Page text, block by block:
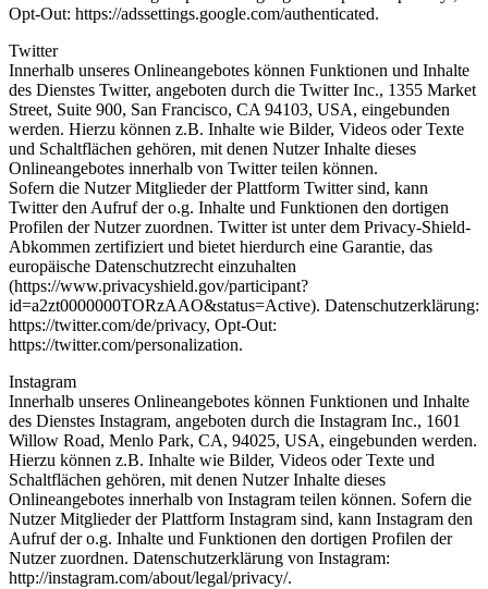
Opt-Out: https://adssettings.google.com/authenticated.
Twitter
Innerhalb unseres Onlineangebotes können Funktionen und Inhalte
des Dienstes Twitter, angeboten durch die Twitter Inc., 1355 Market
Street, Suite 900, San Francisco, CA 94103, USA, eingebunden
werden. Hierzu können z.B. Inhalte wie Bilder, Videos oder Texte
und Schaltflächen gehören, mit denen Nutzer Inhalte dieses
Onlineangebotes innerhalb von Twitter teilen können.
Sofern die Nutzer Mitglieder der Plattform Twitter sind, kann
Twitter den Aufruf der o.g. Inhalte und Funktionen den dortigen
Profilen der Nutzer zuordnen. Twitter ist unter dem Privacy-Shield-
Abkommen zertifiziert und bietet hierdurch eine Garantie, das
europäische Datenschutzrecht einzuhalten
(https://www.privacyshield.gov/participant?
id=a2zt0000000TORzAAO&status=Active). Datenschutzerklärung:
https://twitter.com/de/privacy, Opt-Out:
https://twitter.com/personalization.
Instagram
Innerhalb unseres Onlineangebotes können Funktionen und Inhalte
des Dienstes Instagram, angeboten durch die Instagram Inc., 1601
Willow Road, Menlo Park, CA, 94025, USA, eingebunden werden.
Hierzu können z.B. Inhalte wie Bilder, Videos oder Texte und
Schaltflächen gehören, mit denen Nutzer Inhalte dieses
Onlineangebotes innerhalb von Instagram teilen können. Sofern die
Nutzer Mitglieder der Plattform Instagram sind, kann Instagram den
Aufruf der o.g. Inhalte und Funktionen den dortigen Profilen der
Nutzer zuordnen. Datenschutzerklärung von Instagram:
http://instagram.com/about/legal/privacy/.